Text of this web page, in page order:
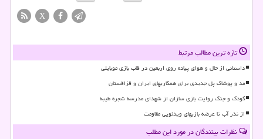
X
تازه ترین مطالب مرتبط
داستانی از حال و هوای پیاده روی اربعین در قاب بازی موبایلی
مد و پوشاک پل جدیدی برای همکاریهای ایران و قزاقستان
کودک و جنگ روایت بازی سازان از شهدای مدرسه شجره طیبه
از نذر آب تا عرضه بازیهای ویدئویی مقاومت
نظرات بینندگان در مورد این مطلب